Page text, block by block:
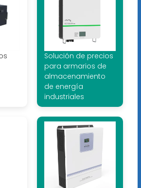
Solución de precios
para armarios de
almacenamiento
de energía
industriales